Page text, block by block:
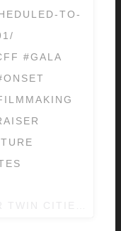
TO-
#GALA